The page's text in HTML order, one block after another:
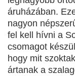
áruházában.
nagyon
fel kell hívni a
csomagot
hogy mit
ártanak a